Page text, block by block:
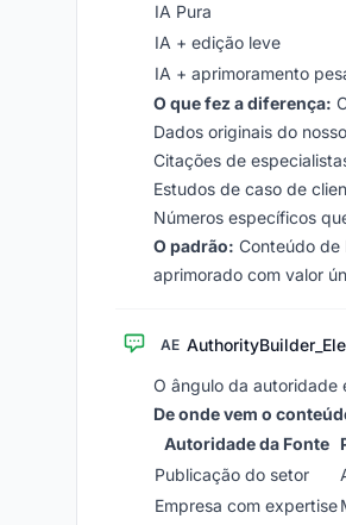
IA Pura
IA + edição leve
IA + aprimoramento
O que fez a diferença:
Dados originais do
Citações de
Estudos de caso de
Números específicos
O padrão: Conteúdo de
aprimorado com valor
AE
O ângulo da autoridade
De onde vem o
Autoridade da Fonte
Publicação do setor
Empresa com expertise